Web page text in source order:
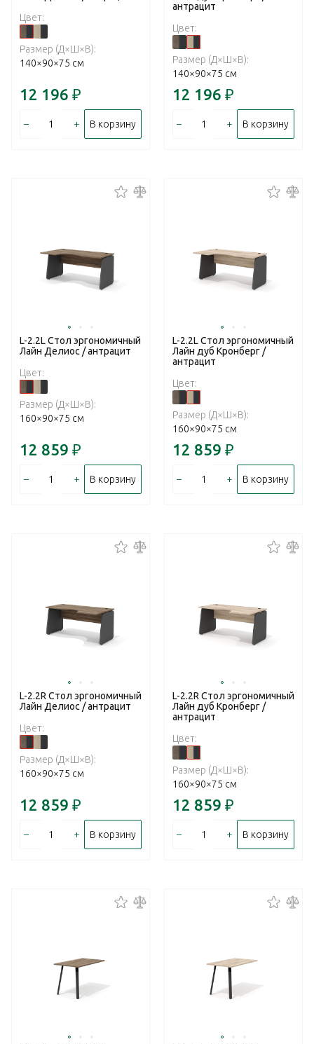
Цвет:
Размер (Д×Ш×В):
140×90×75 см
12 196 ₽
– + В корзину
антрацит
Цвет:
Размер (Д×Ш×В):
140×90×75 см
12 196 ₽
– + В корзину
L-2.2L Стол эргономичный
Лайн Делиос / антрацит
Цвет:
Размер (Д×Ш×В):
160×90×75 см
12 859 ₽
– + В корзину
L-2.2L Стол эргономичный
Лайн дуб Кронберг /
антрацит
Цвет:
Размер (Д×Ш×В):
160×90×75 см
12 859 ₽
– + В корзину
L-2.2R Стол эргономичный
Лайн Делиос / антрацит
Цвет:
Размер (Д×Ш×В):
160×90×75 см
12 859 ₽
– + В корзину
L-2.2R Стол эргономичный
Лайн дуб Кронберг /
антрацит
Цвет:
Размер (Д×Ш×В):
160×90×75 см
12 859 ₽
– + В корзину